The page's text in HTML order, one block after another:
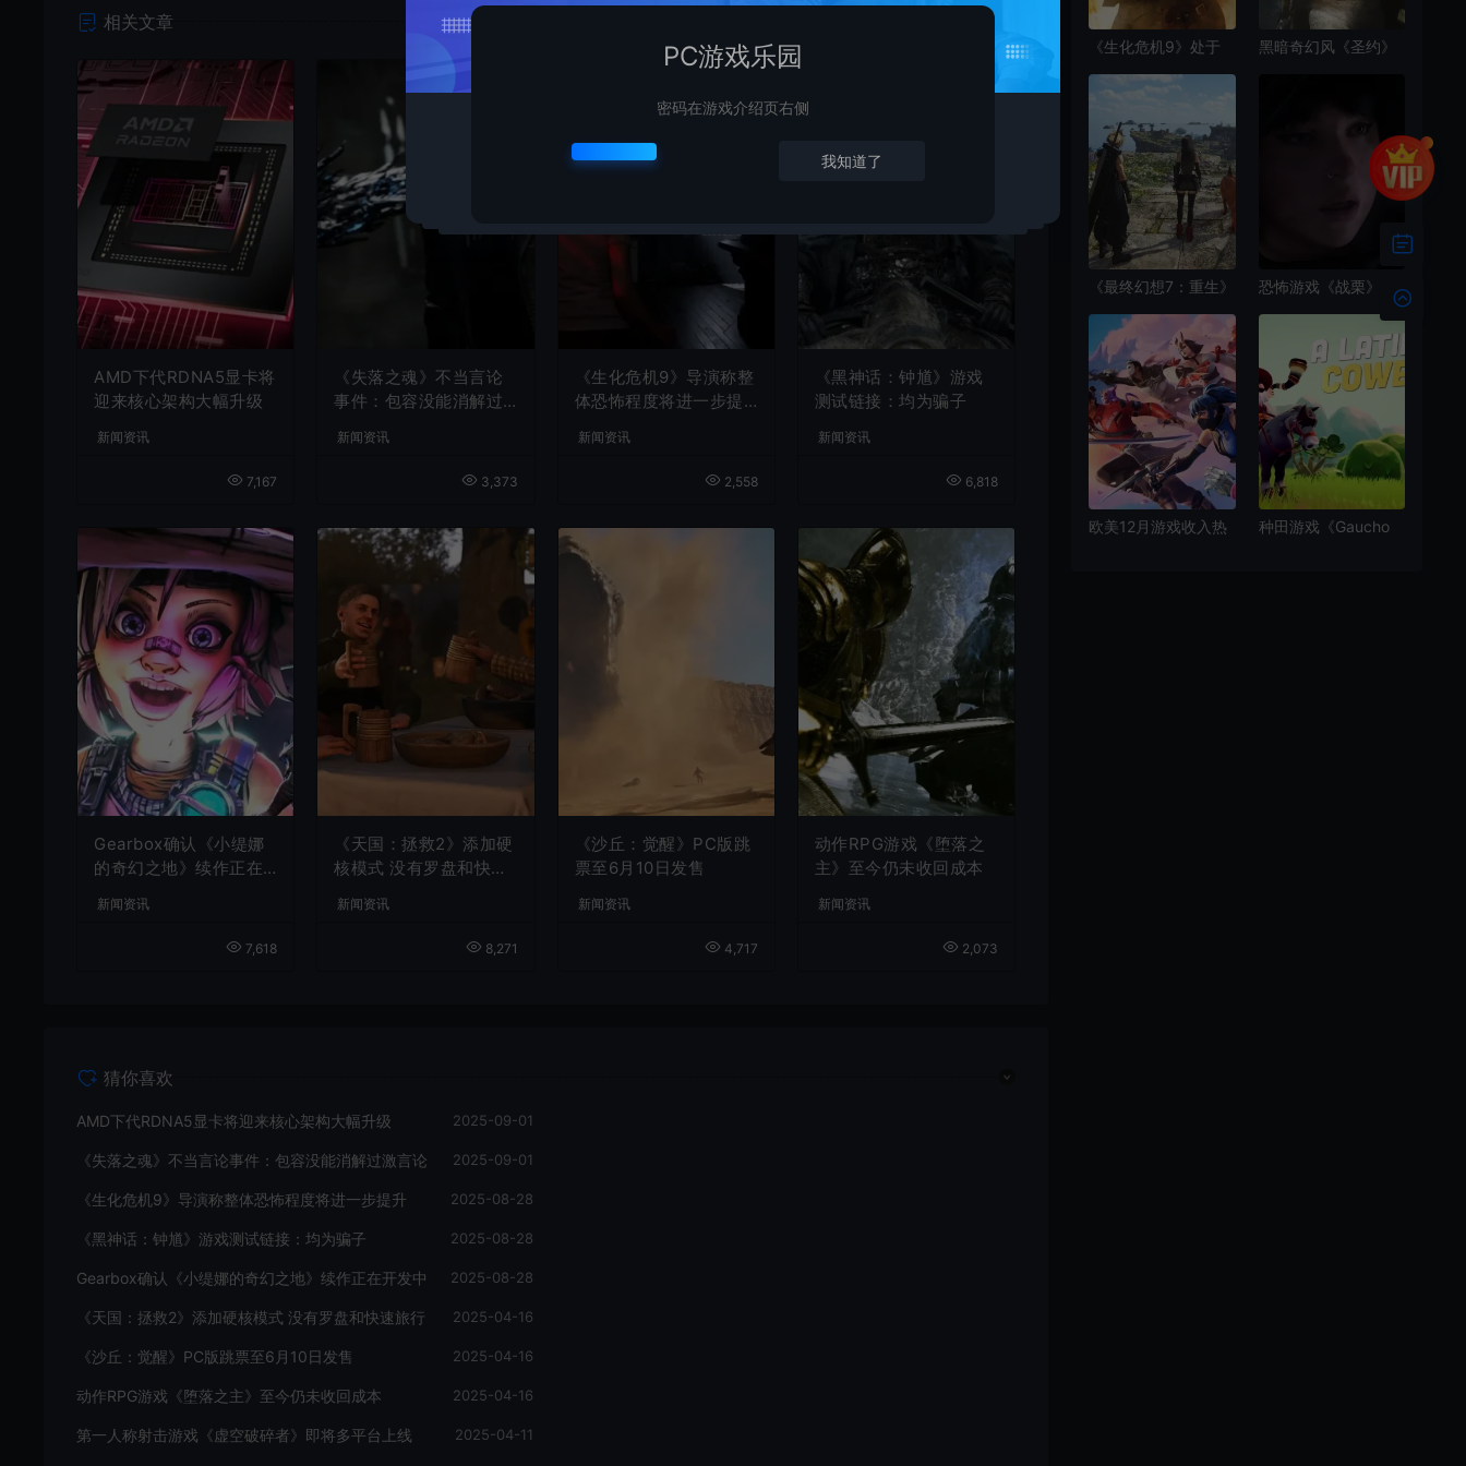
相关文章
AMD下代RDNA5显卡将
迎来核心架构大幅升级
新闻资讯
7,167
《失落之魂》不当言论
事件：包容没能消解过
新闻资讯
3,373
《生化危机9》导演称整
体恐怖程度将进一步提
新闻资讯
2,558
《黑神话：钟馗》游戏
测试链接：均为骗子
新闻资讯
6,818
Gearbox确认《小缇娜
的奇幻之地》续作正在
新闻资讯
7,618
《天国：拯救2》添加硬
核模式 没有罗盘和快速
新闻资讯
8,271
《沙丘：觉醒》PC版跳
票至6月10日发售
新闻资讯
4,717
动作RPG游戏《堕落之
主》至今仍未收回成本
新闻资讯
2,073
猜你喜欢
AMD下代RDNA5显卡将迎来核心架构大幅升级 2025-09-01
《失落之魂》不当言论事件：包容没能消解过激言论 2025-09-01
《生化危机9》导演称整体恐怖程度将进一步提升 2025-08-28
《黑神话：钟馗》游戏测试链接：均为骗子 2025-08-28
Gearbox确认《小缇娜的奇幻之地》续作正在开发中 2025-08-28
《天国：拯救2》添加硬核模式 没有罗盘和快速旅行 2025-04-16
《沙丘：觉醒》PC版跳票至6月10日发售 2025-04-16
动作RPG游戏《堕落之主》至今仍未收回成本 2025-04-16
第一人称射击游戏《虚空破碎者》即将多平台上线 2025-04-11
《生化危机9》处于
黑暗奇幻风《圣约》
《最终幻想7：重生》
恐怖游戏《战栗》视
频预告 画面非常漂亮
欧美12月游戏收入热
种田游戏《Gaucho
PC游戏乐园
密码在游戏介绍页右侧
我知道了